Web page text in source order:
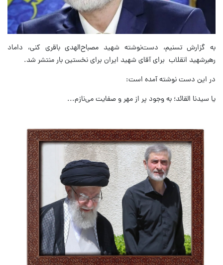
به گزارش تسنیم، دست‌نوشته‌ شهید مصباح‌الهدی باقری کنی، داماد
رهبرشهید انقلاب برای آقای شهید ایران برای نخستین بار منتشر شد.
در این دست نوشته آمده است:
یا سیدنا القائد؛ به وجود پر از مهر و صفایت می‌نازم...